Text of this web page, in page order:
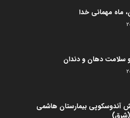
ماه مهمانی خدا
سلامت دهان و دندان
آندوسکوپی بیمارستان هاشمی